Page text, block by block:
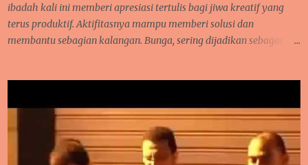
manfaat. Manusia dan hewan bisa mempunyai hubungan erat
lay...
ibadah kali ini memberi apresiasi tertulis bagi jiwa kreatif yang
terus produktif. Aktifitasnya mampu memberi solusi dan
membantu sebagian kalangan. Bunga, sering dijadikan sebagai
yang dihasilkan saat memajang bunga hias itu. Takkala
hebohnya, bila bunga hias ini dilirik oleh orang yang memang
memiliki hobby dan kesukaan dalam mendekor, merangkai helai
dan daun yang cocok, menata ruang dan tempat yang cocok di hias